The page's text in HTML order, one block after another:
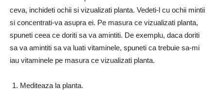
ceva, inchideti ochii si vizualizati planta. Vedeti-l cu ochii mintii
si concentrati-va asupra ei. Pe masura ce vizualizati planta,
spuneti ceea ce doriti sa va amintiti. De exemplu, daca doriti
sa va amintiti sa va luati vitaminele, spuneti ca trebuie sa-mi
iau vitaminele pe masura ce vizualizati planta.
Mediteaza la planta.